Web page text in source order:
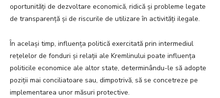
oportunități de dezvoltare economică, ridică și probleme legate
de transparență și de riscurile de utilizare în activități ilegale.
În același timp, influența politică exercitată prin intermediul
rețelelor de fonduri și relații ale Kremlinului poate influența
politicile economice ale altor state, determinându-le să adopte
poziții mai conciliatoare sau, dimpotrivă, să se concetreze pe
implementarea unor măsuri protective.